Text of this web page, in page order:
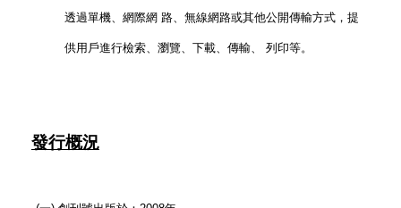
透過單機、網際網 路、無線網路或其他公開傳輸方式，提
供用戶進行檢索、瀏覽、下載、傳輸、 列印等。
發行概況